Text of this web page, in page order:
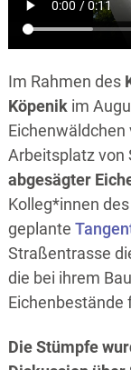
Im Rahmen des
Köpenikim
Eichenwäldchen
Arbeitsplatz von
abgesägter
Kolleg*innen
geplante
Straßentrasse
die bei ihrem
Eichenbestände
Die Stümpfe